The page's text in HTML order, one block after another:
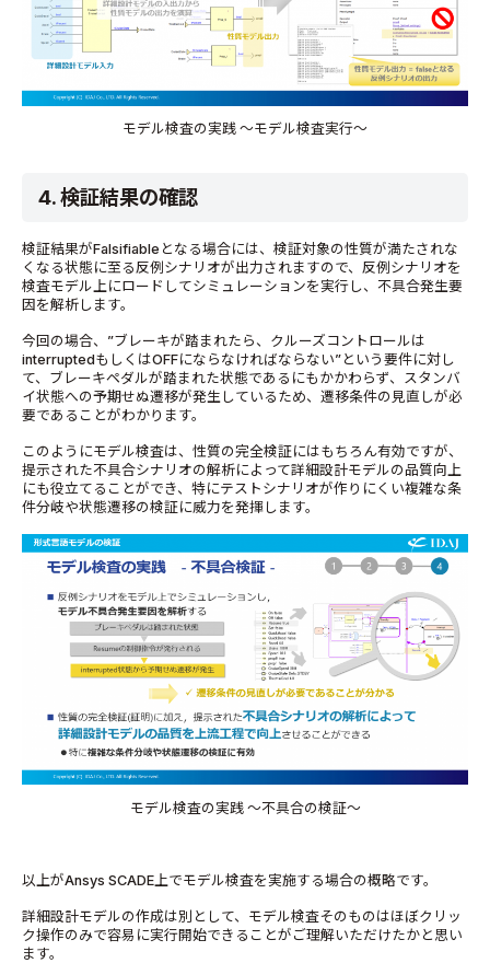
モデル検査の実践 ～モデル検査実行～
4. 検証結果の確認
検証結果がFalsifiableとなる場合には、検証対象の性質が満たされな
くなる状態に至る反例シナリオが出力されますので、反例シナリオを
検査モデル上にロードしてシミュレーションを実行し、不具合発生要
因を解析します。
今回の場合、”ブレーキが踏まれたら、クルーズコントロールは
interruptedもしくはOFFにならなければならない”という要件に対し
て、ブレーキペダルが踏まれた状態であるにもかかわらず、スタンバ
イ状態への予期せぬ遷移が発生しているため、遷移条件の見直しが必
要であることがわかります。
このようにモデル検査は、性質の完全検証にはもちろん有効ですが、
提示された不具合シナリオの解析によって詳細設計モデルの品質向上
にも役立てることができ、特にテストシナリオが作りにくい複雑な条
件分岐や状態遷移の検証に威力を発揮します。
モデル検査の実践 ～不具合の検証～
以上がAnsys SCADE上でモデル検査を実施する場合の概略です。
詳細設計モデルの作成は別として、モデル検査そのものはほぼクリッ
ク操作のみで容易に実行開始できることがご理解いただけたかと思い
ます。